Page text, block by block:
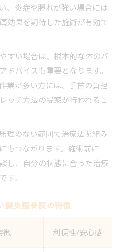
、炎症や腫れが強い場合には
効果を期待した施術が有効で
すい場合は、根本的な体のバ
ドバイスも重要となります。
業が多い方には、手首の負担
ッチ方法の提案が行われるこ
理のない範囲で治療法を組み
もつながります。施術前に
し、自分の状態に合った治療
す。
鍼灸整骨院の特徴
徴 利便性/安心感